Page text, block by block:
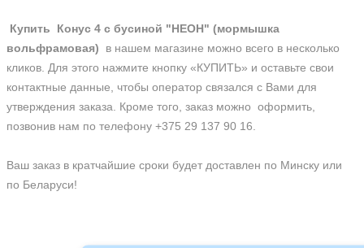
Купить
Конус 4 с бусиной "НЕОН" (мормышка
вольфрамовая)
в нашем магазине можно всего в несколько
кликов. Для этого нажмите кнопку «КУПИТЬ» и оставьте свои
контактные данные, чтобы оператор связался с Вами для
утверждения заказа. Кроме того, заказ можно оформить,
позвонив нам по телефону +375 29 137 90 16.
Ваш заказ в кратчайшие сроки будет доставлен по Минску или
по Беларуси!